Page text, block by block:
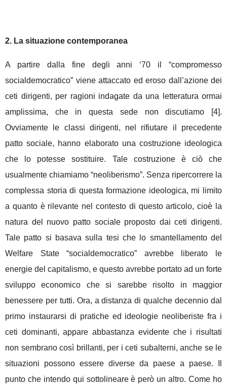
2. La situazione contemporanea
A partire dalla fine degli anni ‘70 il “compromesso
socialdemocratico” viene attaccato ed eroso dall’azione dei
ceti dirigenti, per ragioni indagate da una letteratura ormai
amplissima, che in questa sede non discutiamo [4].
Ovviamente le classi dirigenti, nel rifiutare il precedente
patto sociale, hanno elaborato una costruzione ideologica
che lo potesse sostituire. Tale costruzione è ciò che
usualmente chiamiamo “neoliberismo”. Senza ripercorrere la
complessa storia di questa formazione ideologica, mi limito
a quanto è rilevante nel contesto di questo articolo, cioè la
natura del nuovo patto sociale proposto dai ceti dirigenti.
Tale patto si basava sulla tesi che lo smantellamento del
Welfare State “socialdemocratico” avrebbe liberato le
energie del capitalismo, e questo avrebbe portato ad un forte
sviluppo economico che si sarebbe risolto in maggior
benessere per tutti. Ora, a distanza di qualche decennio dal
primo instaurarsi di pratiche ed ideologie neoliberiste fra i
ceti dominanti, appare abbastanza evidente che i risultati
non sembrano così brillanti, per i ceti subalterni, anche se le
situazioni possono essere diverse da paese a paese. Il
punto che intendo qui sottolineare è però un altro. Come ho